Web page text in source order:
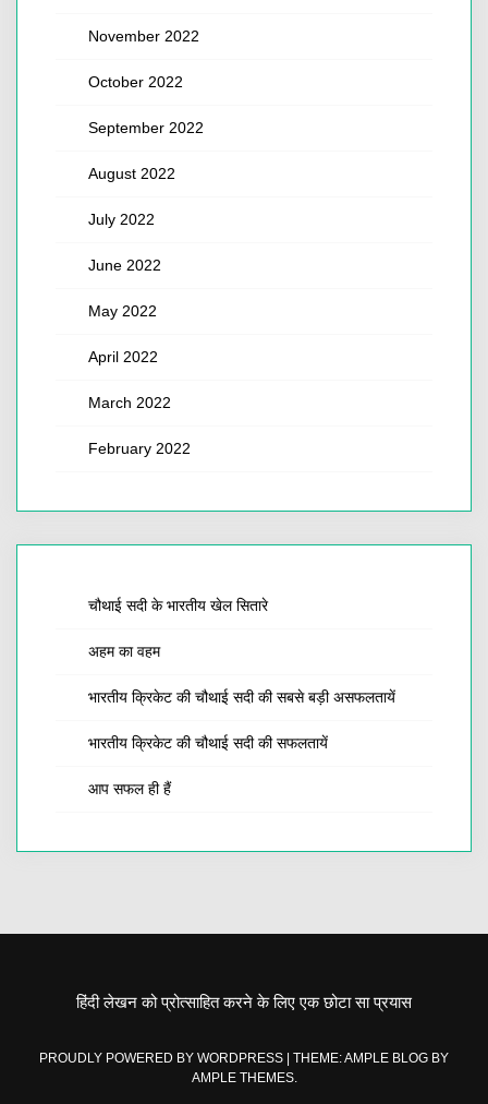
November 2022
October 2022
September 2022
August 2022
July 2022
June 2022
May 2022
April 2022
March 2022
February 2022
चौथाई सदी के भारतीय खेल सितारे
अहम का वहम
भारतीय क्रिकेट की चौथाई सदी की सबसे बड़ी असफलतायें
भारतीय क्रिकेट की चौथाई सदी की सफलतायें
आप सफल ही हैं
हिंदी लेखन को प्रोत्साहित करने के लिए एक छोटा सा प्रयास
PROUDLY POWERED BY WORDPRESS
THEME: AMPLE BLOG BY
AMPLE THEMES.